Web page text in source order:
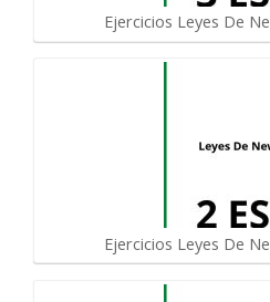
Ejercicios Leyes De
Ejercicios Leyes De